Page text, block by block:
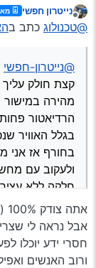
והמנוע
אבל
ועצירות
וכאן
ללמד
המנוע
לא
אח"כ
מנותק
נייטרון חפשי
@טכנולוג כתב ב
@נייטרון-חפשי
קצת חולק עליך
הרדיאטור
בגלל האוויר
בחורף אז אני
ולעקוב עם
חלקה ללא
אתה צודק 100% (כתמיד) וטוב שכתבת את זה.
אבל נראה לי
חסרי ידע יוכלו
ורוב האנשים